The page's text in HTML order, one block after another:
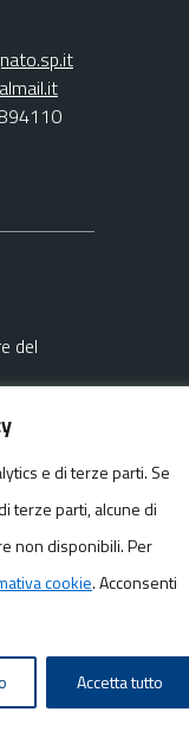
e di terze parti. Se
terze parti, alcune di
non disponibili. Per
cookie. Acconsenti
Accetta tutto
del
per
del sito